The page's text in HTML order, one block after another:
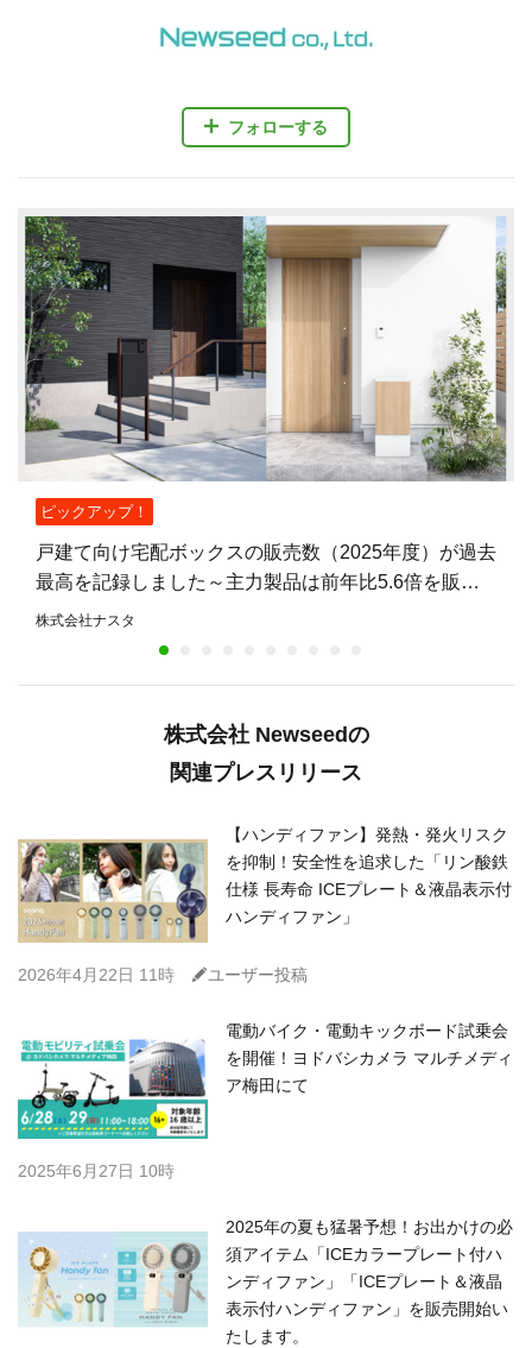
フォローする
ピックアップ！
戸建て向け宅配ボックスの販売数（2025年度）が過去
最高を記録しました～主力製品は前年比5.6倍を販
売。不在時も荷物を受け取れる住宅が増加～
株式会社ナスタ
株式会社 Newseedの
関連プレスリリース
【ハンディファン】発熱・発火リスク
を抑制！安全性を追求した「リン酸鉄
仕様 長寿命 ICEプレート＆液晶表示付
ハンディファン」
2026年4月22日 11時 Cユーザー投稿
電動バイク・電動キックボード試乗会
を開催！ヨドバシカメラ マルチメディ
ア梅田にて
2025年6月27日 10時
2025年の夏も猛暑予想！お出かけの必
須アイテム「ICEカラープレート付ハ
ンディファン」「ICEプレート＆液晶
表示付ハンディファン」を販売開始い
たします。